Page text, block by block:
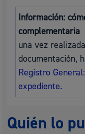
Información:
complementaria
una vez
documentación,
Registro
expediente.
Quién lo